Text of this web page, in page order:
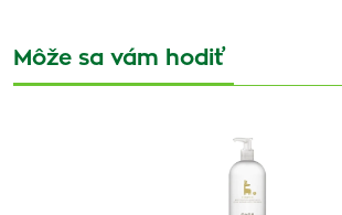
Môže sa vám hodiť